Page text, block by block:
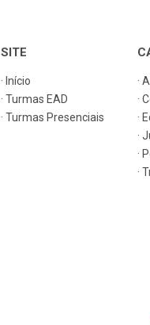
SITE
· Início
· Turmas EAD
· Turmas Presenciais
·
·
·
·
·
·